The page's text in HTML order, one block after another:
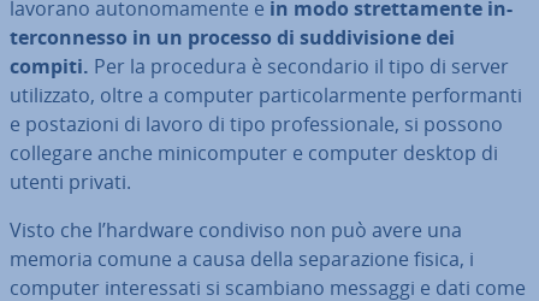
lavorano au­to­no­ma­men­te e in modo stret­ta­men­te in­
ter­con­nes­so in un processo di sud­di­vi­sio­ne dei
compiti. Per la procedura è se­con­da­rio il tipo di server
uti­liz­za­to, oltre a computer par­ti­co­lar­men­te per­for­man­ti
e po­sta­zio­ni di lavoro di tipo pro­fes­sio­na­le, si possono
collegare anche mi­ni­com­pu­ter e computer desktop di
utenti privati.
Visto che l’hardware condiviso non può avere una
memoria comune a causa della se­pa­ra­zio­ne fisica, i
computer in­te­res­sa­ti si scambiano messaggi e dati come